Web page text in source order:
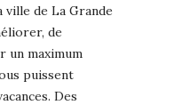
ville de La Grande
de
un maximum
puissent
Des